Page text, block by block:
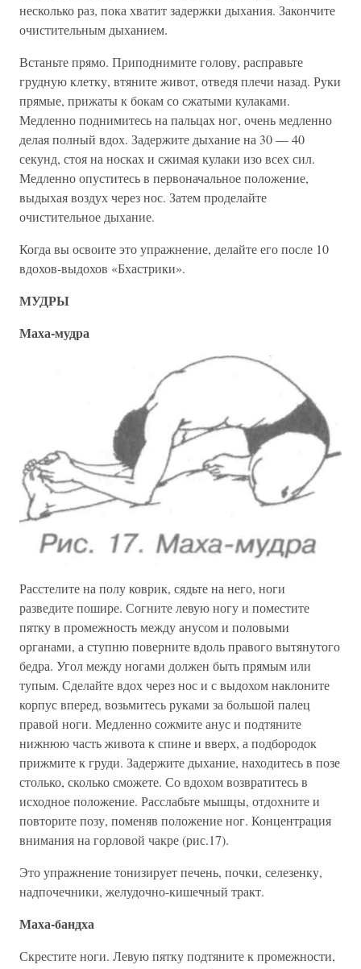
несколько раз, пока хватит задержки дыхания. Закончите
очистительным дыханием.
Встаньте прямо. Приподнимите голову, расправьте
грудную клетку, втяните живот, отведя плечи назад. Руки
прямые, прижаты к бокам со сжатыми кулаками.
Медленно поднимитесь на пальцах ног, очень медленно
делая полный вдох. Задержите дыхание на 30 — 40
секунд, стоя на носках и сжимая кулаки изо всех сил.
Медленно опуститесь в первоначальное положение,
выдыхая воздух через нос. Затем проделайте
очистительное дыхание.
Когда вы освоите это упражнение, делайте его после 10
вдохов-выдохов «Бхастрики».
МУДРЫ
Маха-мудра
Расстелите на полу коврик, сядьте на него, ноги
разведите пошире. Согните левую ногу и поместите
пятку в промежность между анусом и половыми
органами, а ступню поверните вдоль правого вытянутого
бедра. Угол между ногами должен быть прямым или
тупым. Сделайте вдох через нос и с выдохом наклоните
корпус вперед, возьмитесь руками за большой палец
правой ноги. Медленно сожмите анус и подтяните
нижнюю часть живота к спине и вверх, а подбородок
прижмите к груди. Задержите дыхание, находитесь в позе
столько, сколько сможете. Со вдохом возвратитесь в
исходное положение. Расслабьте мышцы, отдохните и
повторите позу, поменяв положение ног. Концентрация
внимания на горловой чакре (рис.17).
Это упражнение тонизирует печень, почки, селезенку,
надпочечники, желудочно-кишечный тракт.
Маха-бандха
Скрестите ноги. Левую пятку подтяните к промежности,